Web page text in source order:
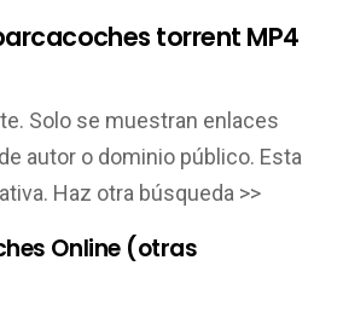
torrent MP4
Solo se muestran enlaces
autor o dominio público. Esta
Haz otra búsqueda >>
Online (otras